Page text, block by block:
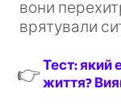
вони
врятували
👉Тест: який
життя?